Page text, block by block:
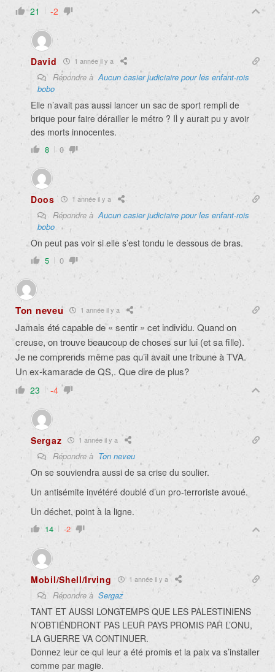
21 -2
David 1 année il y a
Répondre à Aucun casier judiciaire pour les enfant-rois
bobo
Elle n’avait pas aussi lancer un sac de sport rempli de
brique pour faire dérailler le métro ? Il y aurait pu y avoir
des morts innocentes.
8 0
Doos 1 année il y a
Répondre à Aucun casier judiciaire pour les enfant-rois
bobo
On peut pas voir si elle s’est tondu le dessous de bras.
5 0
Ton neveu 1 année il y a
Jamais été capable de « sentir » cet individu. Quand on
creuse, on trouve beaucoup de choses sur lui (et sa fille).
Je ne comprends même pas qu’il avait une tribune à TVA.
Un ex-kamarade de QS,. Que dire de plus?
23 -4
Sergaz 1 année il y a
Répondre à Ton neveu
On se souviendra aussi de sa crise du soulier.
Un antisémite invétéré doublé d’un pro-terroriste avoué.
Un déchet, point à la ligne.
14 -2
Mobil/Shell/Irving 1 année il y a
Répondre à Sergaz
TANT ET AUSSI LONGTEMPS QUE LES PALESTINIENS
N’OBTIENDRONT PAS LEUR PAYS PROMIS PAR L’ONU,
LA GUERRE VA CONTINUER.
Donnez leur ce qui leur a été promis et la paix va s’installer
comme par magie.